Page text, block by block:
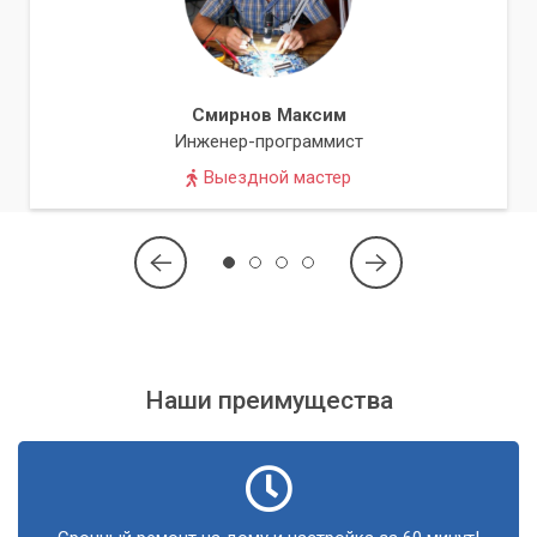
соответствует вашим требованиям, а текущая
платформа не поддерживает более мощные
комплектующие.
Когда менять видеокарту?
Если вы геймер и хотите играть в новинки на
задач мощный графический ускоритель играет
Предварительная сборка:Если у вас уже достаточно
производительный процессор и вам не хватает только
Смирнов Максим
Инженер-программист
Выездной мастер
Наши преимущества